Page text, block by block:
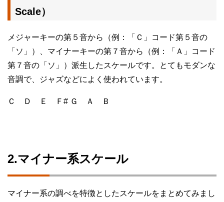
Scale）
メジャーキーの第５音から（例：「Ｃ」コード第５音の
「ソ」）、マイナーキーの第７音から（例：「Ａ」コード
第７音の「ソ」）派生したスケールです。とてもモダンな
音調で、ジャズなどによく使われています。
Ｃ Ｄ Ｅ Ｆ# Ｇ Ａ Ｂ
2.マイナー系スケール
マイナー系の調べを特徴としたスケールをまとめてみまし